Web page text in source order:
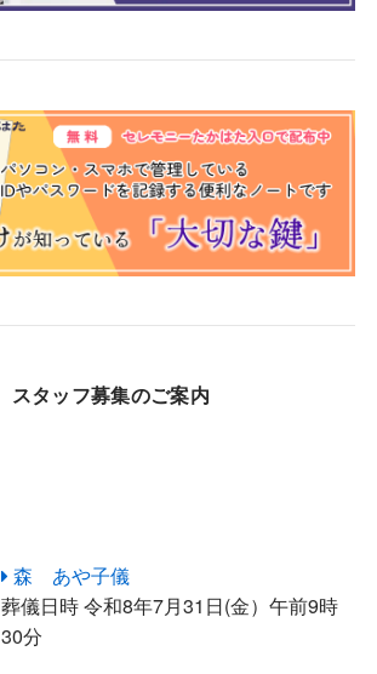
スタッフ募集のご案内
森 あや子儀
葬儀日時 令和8年7月31日(金）午前9時
30分